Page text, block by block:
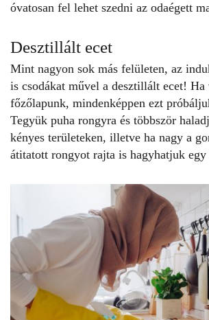
óvatosan fel lehet szedni az odaégett
Desztillált ecet
Mint nagyon sok más felületen, az
is csodákat művel a desztillált ecet! Ha
főzőlapunk, mindenképpen ezt
Tegyük puha rongyra és többször
kényes területeken, illetve ha nagy a
átitatott rongyot rajta is hagyhatjuk